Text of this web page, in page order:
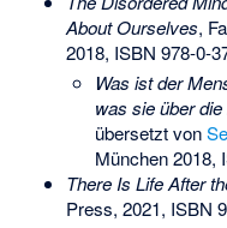
About Ourselves,
2018, ISBN 978-0-
Was ist der
was sie über
übersetzt von
München 2018,
There Is Life After
Press, 2021, ISBN